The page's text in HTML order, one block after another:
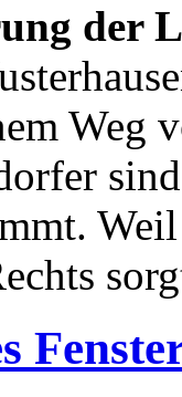
der
Weg